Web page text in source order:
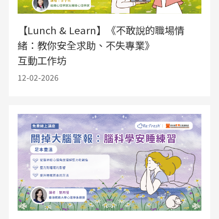
【Lunch & Learn】《不敢說的職場情
緒：教你安全求助、不失專業》
互動工作坊
12-02-2026